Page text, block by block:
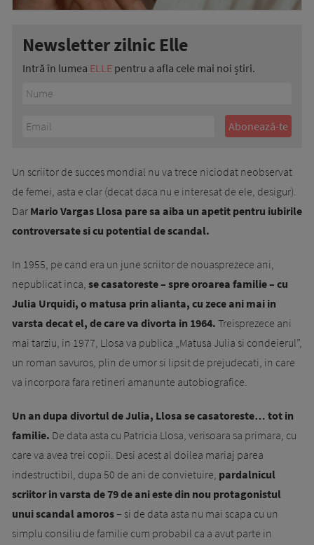
Newsletter zilnic Elle
Intră în lumea ELLE pentru a afla cele mai noi știri.
Un scriitor de succes mondial nu va trece niciodat neobservat
de femei, asta e clar (decat daca nu e interesat de ele, desigur).
Dar Mario Vargas Llosa pare sa aiba un apetit pentru iubirile
controversate si cu potential de scandal.
In 1955, pe cand era un june scriitor de nouasprezece ani,
nepublicat inca, se casatoreste – spre oroarea familie – cu
Julia Urquidi, o matusa prin alianta, cu zece ani mai in
varsta decat el, de care va divorta in 1964. Treisprezece ani
mai tarziu, in 1977, Llosa va publica „Matusa Julia si condeierul”,
un roman savuros, plin de umor si lipsit de prejudecati, in care
va incorpora fara retineri amanunte autobiografice.
Un an dupa divortul de Julia, Llosa se casatoreste… tot in
familie. De data asta cu Patricia Llosa, verisoara sa primara, cu
care va avea trei copii. Desi acest al doilea mariaj parea
indestructibil, dupa 50 de ani de convietuire, pardalnicul
scriitor in varsta de 79 de ani este din nou protagonistul
unui scandal amoros– si de data asta nu mai scapa cu un
simplu consiliu de familie cum probabil ca a avut parte in